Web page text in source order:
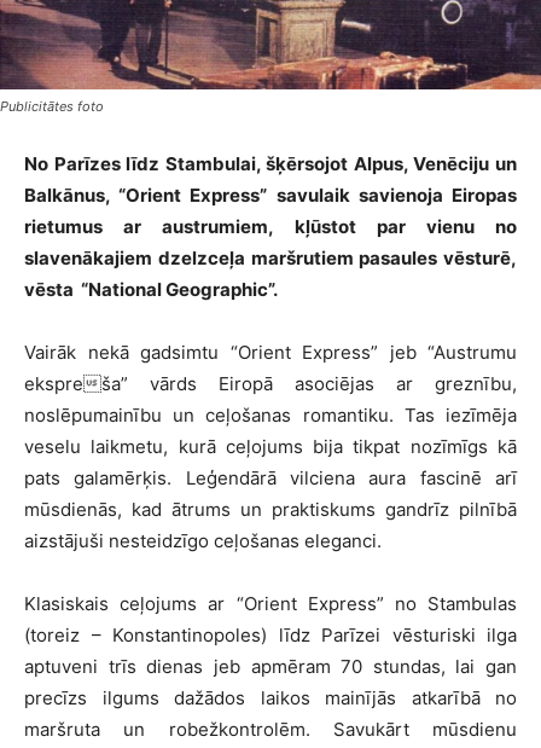
Publicitātes foto
No Parīzes līdz Stambulai, šķērsojot Alpus, Venēciju un
Balkānus, “Orient Express” savulaik savienoja Eiropas
rietumus ar austrumiem, kļūstot par vienu no
slavenākajiem dzelzceļa maršrutiem pasaules vēsturē,
vēsta “National Geographic”.
Vairāk nekā gadsimtu “Orient Express” jeb “Austrumu
ekspreša” vārds Eiropā asociējas ar greznību,
noslēpumainību un ceļošanas romantiku. Tas iezīmēja
veselu laikmetu, kurā ceļojums bija tikpat nozīmīgs kā
pats galamērķis. Leģendārā vilciena aura fascinē arī
mūsdienās, kad ātrums un praktiskums gandrīz pilnībā
aizstājuši nesteidzīgo ceļošanas eleganci.
Klasiskais ceļojums ar “Orient Express” no Stambulas
(toreiz – Konstantinopoles) līdz Parīzei vēsturiski ilga
aptuveni trīs dienas jeb apmēram 70 stundas, lai gan
precīzs ilgums dažādos laikos mainījās atkarībā no
maršruta un robežkontrolēm. Savukārt mūsdienu